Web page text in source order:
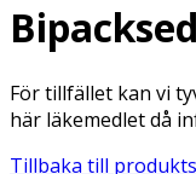
För tillfället kan vi
här läkemedlet då
Tillbaka till